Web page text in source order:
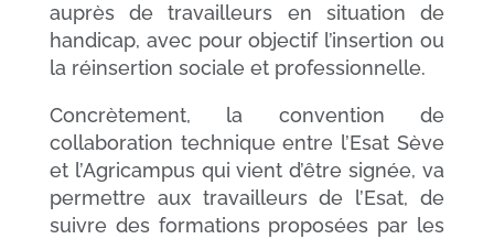
auprès de travailleurs en situation de
handicap, avec pour objectif l’insertion ou
la réinsertion sociale et professionnelle.
Concrètement, la convention de
collaboration technique entre l’Esat Sève
et l’Agricampus qui vient d’être signée, va
permettre aux travailleurs de l’Esat, de
suivre des formations proposées par les